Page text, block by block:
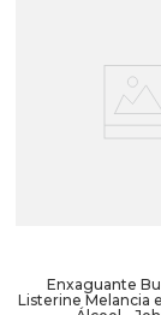
Enxaguante
Listerine Melancia